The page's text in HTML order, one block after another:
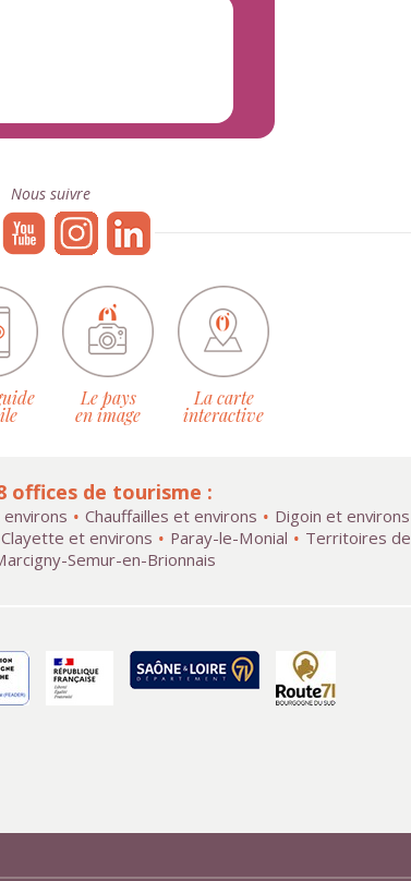
Nous suivre
Le pays
en image
La carte
interactive
offices de tourisme :
Chauffailles et environs
Digoin et environs
et environs Paray-le-Monial
Territoires de
Semur-en-Brionnais